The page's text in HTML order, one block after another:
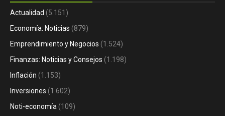
Actualidad (5.151)
Economía: Noticias (879)
Emprendimiento y Negocios (1.524)
Finanzas: Noticias y Consejos (1.198)
Inflación (1.153)
Inversiones (1.602)
Noti-economía (109)